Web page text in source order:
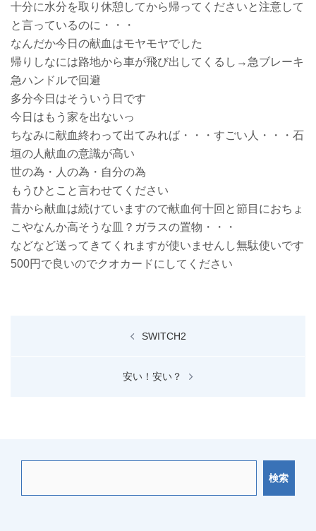
十分に水分を取り休憩してから帰ってくださいと注意して
と言っているのに・・・
なんだか今日の献血はモヤモヤでした
帰りしなには路地から車が飛び出してくるし→急ブレーキ
急ハンドルで回避
多分今日はそういう日です
今日はもう家を出ないっ
ちなみに献血終わって出てみれば・・・すごい人・・・石
垣の人献血の意識が高い
世の為・人の為・自分の為
もうひとこと言わせてください
昔から献血は続けていますので献血何十回と節目におちょ
こやなんか高そうな皿？ガラスの置物・・・
などなど送ってきてくれますが使いませんし無駄使いです
500円で良いのでクオカードにしてください
ョ
SWITCH2
安い！安い？
検索